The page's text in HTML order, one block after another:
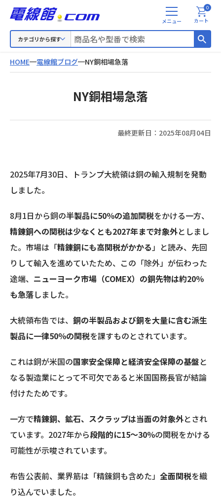
カテゴリから探す
メ
ニ
カート
0
HOME 電線館ブログ NY銅相場急落
NY銅相場急落
最終更新日： 2025年08月04日
2025年7月30日、トランプ大統領は銅の輸入規制を発動
しました。
8月1日から銅の半製品に50％の追加関税をかける一方、
精錬銅への関税は少なくとも2027年まで対象外としまし
た。市場は「精錬銅にも高関税がかかる」と読み、先回
りして輸入を進めていたため、この「除外」が伝わった
途端、 ニューヨーク市場（COMEX）の銅先物は約20％
も急落しました。
大統領布告では、 銅の半製品および銅を大量に含む派生
製品に一律50％の関税を課すものとされています。
これは銅が米国の国家安全保障と経済安全保障の基盤と
なる製造業にとって不可欠であると米国国務長官が結論
付けたためです。
一方で精錬銅、鉱石、スクラップは当面の対象外とされ
ています。2027年から段階的に15～30％の関税をかける
可能性が示唆されています。
布告公表前、業界筋は「精錬銅も含めた」 全面関税を織
り込んでいました。